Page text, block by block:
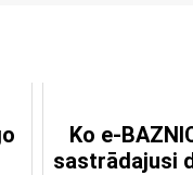
Ko e-
sastrādajusi